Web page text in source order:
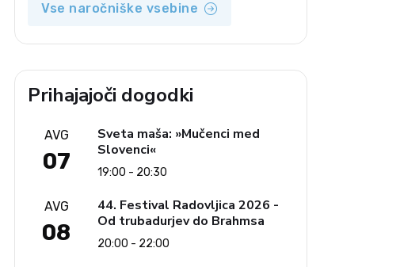
Vse naročniške vsebine
Prihajajoči dogodki
AVG
07
Sveta maša: »Mučenci med
Slovenci«
19:00 - 20:30
AVG
08
44. Festival Radovljica 2026 -
Od trubadurjev do Brahmsa
20:00 - 22:00